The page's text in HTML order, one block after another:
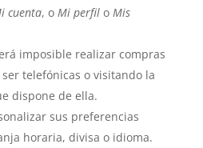
cuenta, o Mi perfilo Mis
imposible realizar compras
telefónicas o visitando la
dispone de ella.
sus preferencias
horaria, divisa o idioma.